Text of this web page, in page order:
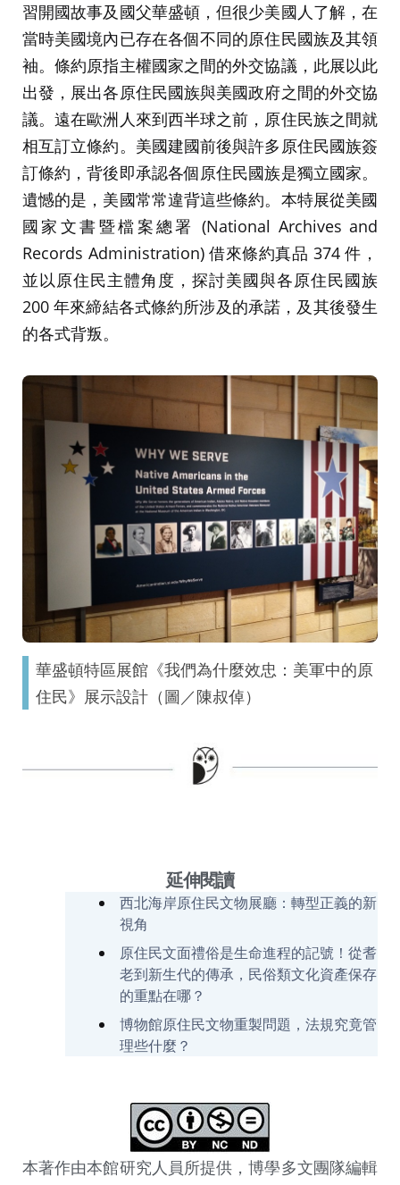
習開國故事及國父華盛頓，但很少美國人了解，在
當時美國境內已存在各個不同的原住民國族及其領
袖。條約原指主權國家之間的外交協議，此展以此
出發，展出各原住民國族與美國政府之間的外交協
議。遠在歐洲人來到西半球之前，原住民族之間就
相互訂立條約。美國建國前後與許多原住民國族簽
訂條約，背後即承認各個原住民國族是獨立國家。
遺憾的是，美國常常違背這些條約。本特展從美國
國家文書暨檔案總署 (National Archives and
Records Administration) 借來條約真品 374 件，
並以原住民主體角度，探討美國與各原住民國族
200 年來締結各式條約所涉及的承諾，及其後發生
的各式背叛。
華盛頓特區展館《我們為什麼效忠：美軍中的原
住民》展示設計（圖／陳叔倬）
延伸閱讀
西北海岸原住民文物展廳：轉型正義的新
視角
原住民文面禮俗是生命進程的記號！從耆
老到新生代的傳承，民俗類文化資產保存
的重點在哪？
博物館原住民文物重製問題，法規究竟管
理些什麼？
本著作由本館研究人員所提供，博學多文團隊編輯